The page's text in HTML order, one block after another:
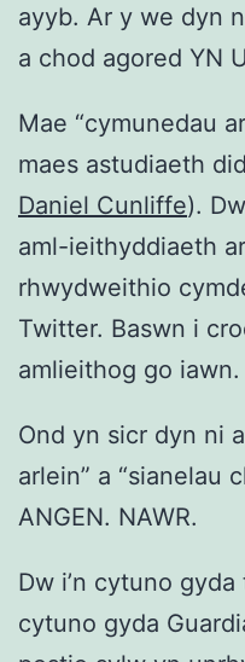
ayyb. Ar y we dyn
a chod agored YN
Mae “cymunedau
maes astudiaeth
Daniel Cunliffe).
aml-ieithyddiaeth
rhwydweithio
Twitter. Baswn i
amlieithog go iawn.
Ond yn sicr dyn ni
arlein” a “sianelau
ANGEN. NAWR.
Dw i’n cytuno
cytuno gyda